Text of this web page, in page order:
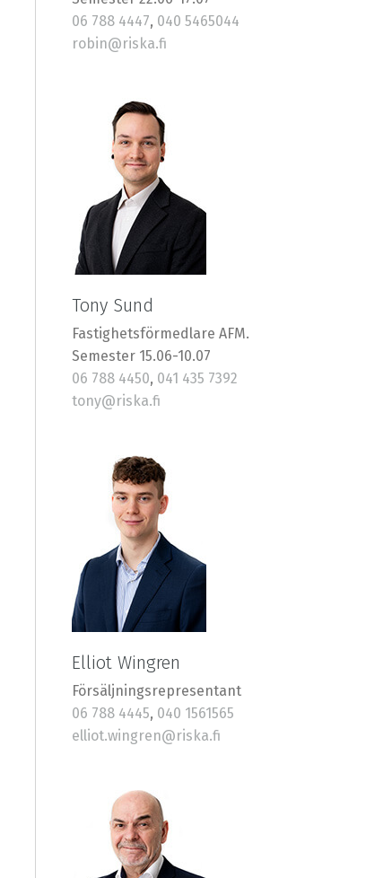
06 788 4447, 040 5465044
robin@riska.fi
Tony Sund
Fastighetsförmedlare AFM.
Semester 15.06-10.07
06 788 4450, 041 435 7392
tony@riska.fi
Elliot Wingren
Försäljningsrepresentant
06 788 4445, 040 1561565
elliot.wingren@riska.fi